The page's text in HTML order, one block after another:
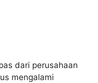
dari perusahaan
mengalami